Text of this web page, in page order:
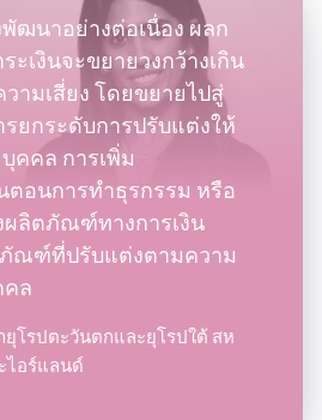
ฒนาอย่างต่อเนื่อง ผลก
ะเงินจะขยายวงกว้างเกิน
ามเสี่ยง โดยขยายไปสู่
รยกระดับการปรับแต่งให้
คคล การเพิ่ม
อนการทำธุรกรรม หรือ
ลิตภัณฑ์ทางการเงิน
ณฑ์ที่ปรับแต่งตามความ
คล
ยุโรปตะวันตกและยุโรปใต้ สห
ไอร์แลนด์